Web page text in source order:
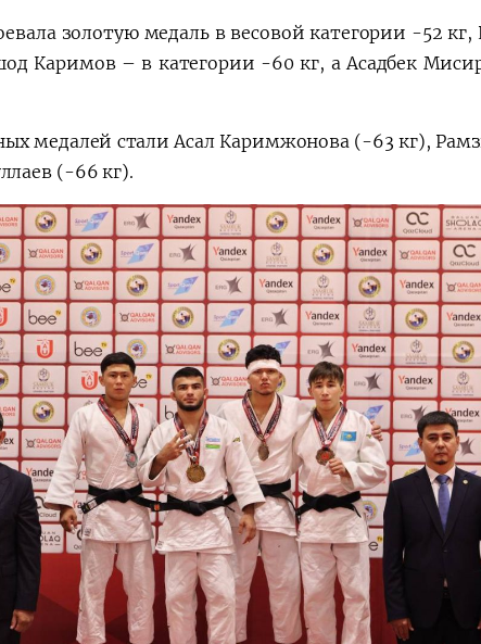
золотую медаль в весовой категории -52
Каримов – в категории -60 кг, а Асадбек
медалей стали Асал Каримжонова (-63 кг),
(-66 кг).